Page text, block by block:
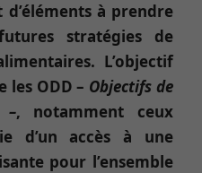
à prendre
stratégies de
L’objectif
les ODD – Objectifs de
–, notamment ceux
d’un accès à une
pour l’ensemble